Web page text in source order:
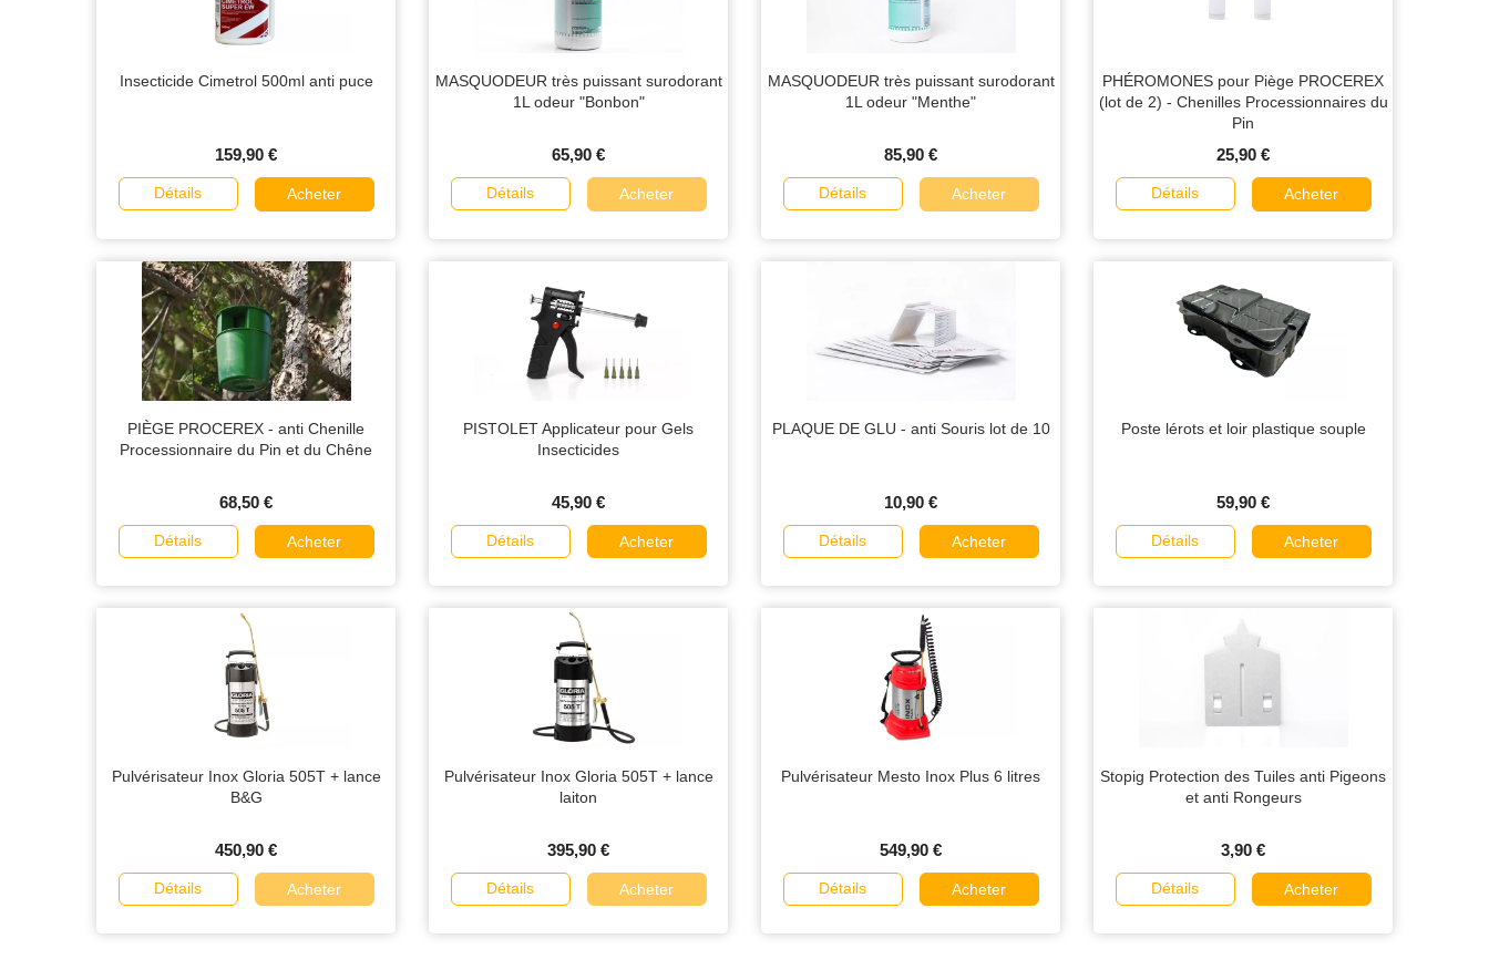
Insecticide Cimetrol 500ml anti puce
159,90 €
Détails Acheter
MASQUODEUR très puissant surodorant
1L odeur "Bonbon"
65,90 €
Détails Acheter
MASQUODEUR très puissant surodorant
1L odeur "Menthe"
85,90 €
Détails Acheter
PHÉROMONES pour Piège PROCEREX
(lot de 2) - Chenilles Processionnaires du
Pin
25,90 €
Détails Acheter
PIÈGE PROCEREX - anti Chenille
Processionnaire du Pin et du Chêne
68,50 €
Détails Acheter
PISTOLET Applicateur pour Gels
Insecticides
45,90 €
Détails Acheter
PLAQUE DE GLU - anti Souris lot de 10
10,90 €
Détails Acheter
Poste lérots et loir plastique souple
59,90 €
Détails Acheter
Pulvérisateur Inox Gloria 505T + lance
B&G
450,90 €
Détails Acheter
Pulvérisateur Inox Gloria 505T + lance
laiton
395,90 €
Détails Acheter
Pulvérisateur Mesto Inox Plus 6 litres
549,90 €
Détails Acheter
Stopig Protection des Tuiles anti Pigeons
et anti Rongeurs
3,90 €
Détails Acheter